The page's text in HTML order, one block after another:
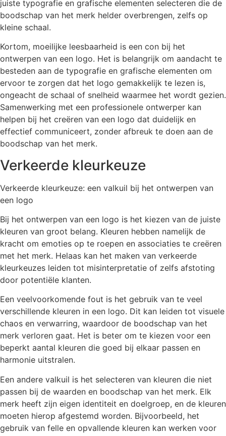
juiste typografie en grafische elementen selecteren die de
boodschap van het merk helder overbrengen, zelfs op
kleine schaal.
Kortom, moeilijke leesbaarheid is een con bij het
ontwerpen van een logo. Het is belangrijk om aandacht te
besteden aan de typografie en grafische elementen om
ervoor te zorgen dat het logo gemakkelijk te lezen is,
ongeacht de schaal of snelheid waarmee het wordt gezien.
Samenwerking met een professionele ontwerper kan
helpen bij het creëren van een logo dat duidelijk en
effectief communiceert, zonder afbreuk te doen aan de
boodschap van het merk.
Verkeerde kleurkeuze
Verkeerde kleurkeuze: een valkuil bij het ontwerpen van
een logo
Bij het ontwerpen van een logo is het kiezen van de juiste
kleuren van groot belang. Kleuren hebben namelijk de
kracht om emoties op te roepen en associaties te creëren
met het merk. Helaas kan het maken van verkeerde
kleurkeuzes leiden tot misinterpretatie of zelfs afstoting
door potentiële klanten.
Een veelvoorkomende fout is het gebruik van te veel
verschillende kleuren in een logo. Dit kan leiden tot visuele
chaos en verwarring, waardoor de boodschap van het
merk verloren gaat. Het is beter om te kiezen voor een
beperkt aantal kleuren die goed bij elkaar passen en
harmonie uitstralen.
Een andere valkuil is het selecteren van kleuren die niet
passen bij de waarden en boodschap van het merk. Elk
merk heeft zijn eigen identiteit en doelgroep, en de kleuren
moeten hierop afgestemd worden. Bijvoorbeeld, het
gebruik van felle en opvallende kleuren kan werken voor